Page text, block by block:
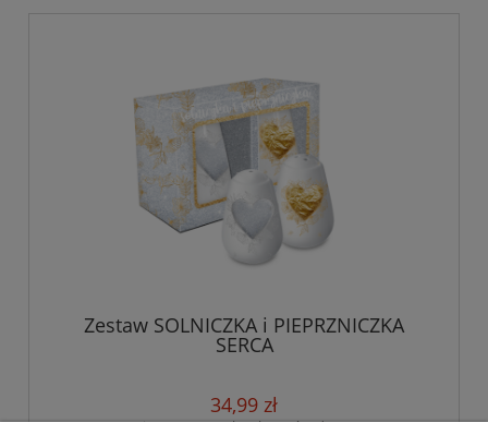
Zestaw SOLNICZKA i PIEPRZNICZKA
SERCA
34,99 zł
zawiera 23% VAT, bez kosztów dostawy